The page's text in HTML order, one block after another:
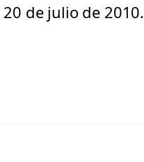
de julio de 2010.